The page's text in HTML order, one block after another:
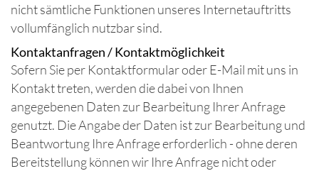
nicht sämtliche Funktionen unseres Internetauftritts
vollumfänglich nutzbar sind.
Kontaktanfragen / Kontaktmöglichkeit
Sofern Sie per Kontaktformular oder E-Mail mit uns in
Kontakt treten, werden die dabei von Ihnen
angegebenen Daten zur Bearbeitung Ihrer Anfrage
genutzt. Die Angabe der Daten ist zur Bearbeitung und
Beantwortung Ihre Anfrage erforderlich - ohne deren
Bereitstellung können wir Ihre Anfrage nicht oder